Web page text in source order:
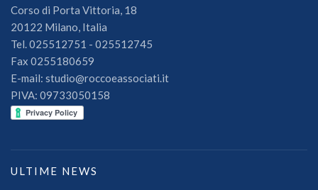
Corso di Porta Vittoria, 18
20122 Milano, Italia
Tel. 025512751 - 025512745
Fax 0255180659
E-mail: studio@roccoeassociati.it
PIVA: 09733050158
ULTIME NEWS